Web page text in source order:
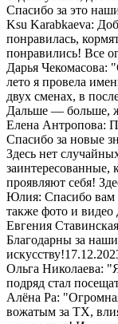
Спасибо за это
Ksu Karabkaeva:
понравилась,
понравились! Все
Дарья Чекомасова:
лето я провела
двух сменах, в
Дальше — больше,
Елена Антропова:
Спасибо за новые
Здесь нет
заинтересованные,
проявляют себя!
Юлия: Спасибо вам
также фото и видео
Евгения
Благодарны за
искусству!
Ольга Николаева:
подряд стал
Алёна Ра:
вожатым за ТХ,